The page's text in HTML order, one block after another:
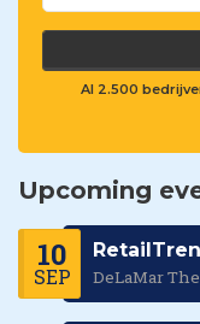
Al 2.500
Upcoming
10
SEP DeLaMar